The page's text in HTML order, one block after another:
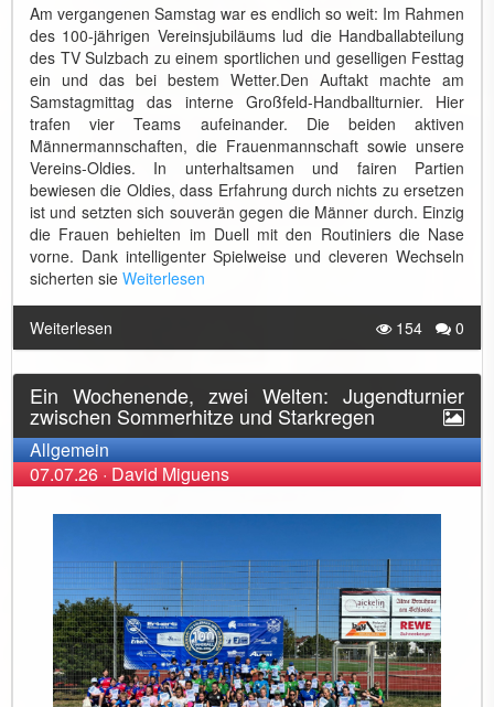
Am vergangenen Samstag war es endlich so weit: Im Rahmen
des 100-jährigen Vereinsjubiläums lud die Handballabteilung
des TV Sulzbach zu einem sportlichen und geselligen Festtag
ein und das bei bestem Wetter. ​Den Auftakt machte am
Samstagmittag das interne Großfeld-Handballturnier. Hier
trafen vier Teams aufeinander. Die beiden aktiven
Männermannschaften, die Frauenmannschaft sowie unsere
Vereins-Oldies. In unterhaltsamen und fairen Partien
bewiesen die Oldies, dass Erfahrung durch nichts zu ersetzen
ist und setzten sich souverän gegen die Männer durch. Einzig
die Frauen behielten im Duell mit den Routiniers die Nase
vorne. Dank intelligenter Spielweise und cleveren Wechseln
sicherten sie Weiterlesen
Weiterlesen 154 0
Ein Wochenende, zwei Welten: Jugendturnier
zwischen Sommerhitze und Starkregen
Allgemein
07.07.26·David Miguens